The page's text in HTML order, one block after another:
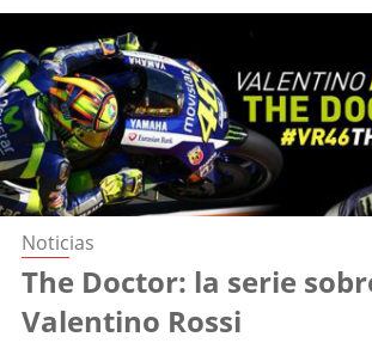
Noticias
The Doctor: la serie
Valentino Rossi